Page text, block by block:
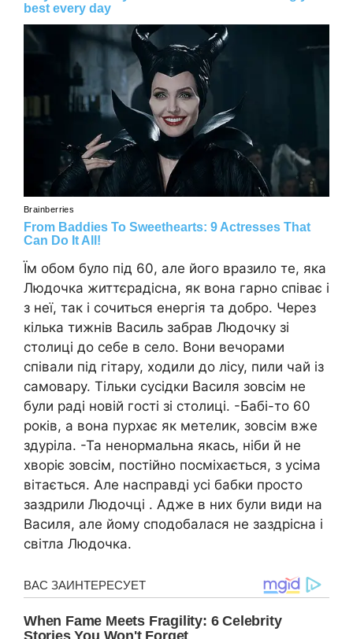
Їм обом було під 60, але його вразило те, яка
Людочка життєрадісна, як вона гарно співає і
з неї, так і сочиться енергія та добро. Через
кілька тижнів Василь забрав Людочку зі
столиці до себе в село. Вони вечорами
співали під гітару, ходили до лісу, пили чай із
самовару. Тільки сусідки Василя зовсім не
були раді новій гості зі столиці. -Бабі-то 60
років, а вона пурхає як метелик, зовсім вже
здуріла. -Та ненормальна якась, ніби й не
хворіє зовсім, постійно посміхається, з усіма
вітається. Але насправді усі бабки просто
заздрили Людочці . Адже в них були види на
Василя, але йому сподобалася не заздрісна і
світла Людочка.